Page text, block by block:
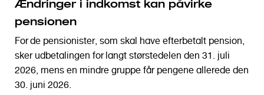
Ændringer i indkomst kan påvirke
pensionen
For de pensionister, som skal have efterbetalt pension,
sker udbetalingen for langt størstedelen den 31. juli
2026, mens en mindre gruppe får pengene allerede den
30. juni 2026.